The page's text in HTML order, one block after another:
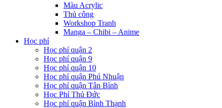
Màu Acrylic
Thủ công
Workshop Tranh
Manga – Chibi – Anime
Học phí
Học phí quận 2
Học phí quận 9
Học phí quận 10
Học phí quận Phú Nhuận
Học phí quận Tân Bình
Học Phí Thủ Đức
Học phí quận Bình Thạnh